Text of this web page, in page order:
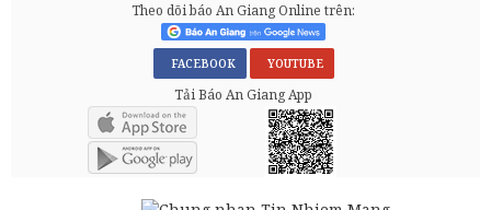
Theo dõi báo An Giang Online trên:
FACEBOOK YOUTUBE
Tải Báo An Giang App